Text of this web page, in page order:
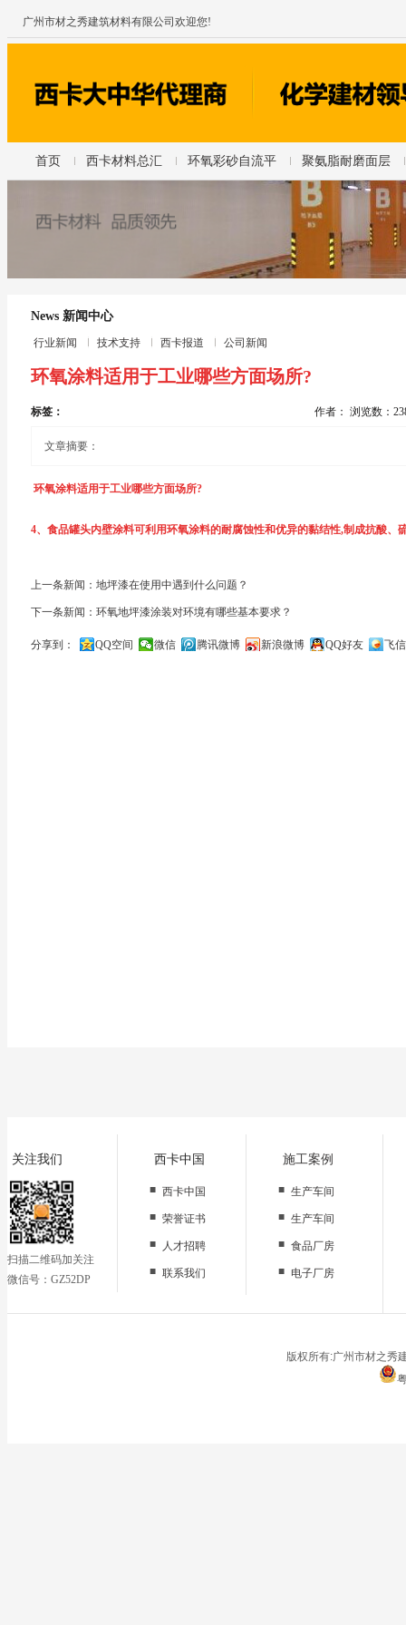
广州市材之秀建筑材料有限公司欢迎您!
首页 西卡材料总汇 环氧彩砂自流平 聚氨脂耐磨面层
News 新闻中心
行业新闻 技术支持 西卡报道 公司新闻
环氧涂料适用于工业哪些方面场所?
标签： 作者： 浏览数：
文章摘要：
环氧涂料适用于工业哪些方面场所?
现在,化学、轻工、水利、交通、机械、电子、家电、汽车及航空航天等工业
钢材表面、饮水系统、电机设备、油轮、压载舱、铝及铝合金表面和特种介
4、食品罐头内壁涂料可利用环氧涂料的耐腐蚀性和优异的黏结性,制成抗酸、
用效果良好。.
上一条新闻：地坪漆在使用中遇到什么问题？
下一条新闻：环氧地坪漆涂装对环境有哪些基本要求？
分享到： QQ空间 微信 腾讯微博 新浪微博 QQ好友
飞信
关注我们
扫描二维码加关注
微信号：GZ52DP
西卡中国
■ 西卡中国
■ 荣誉证书
■
人才招聘
■ 联系我们
施工案例
■ 生产车间
■ 生产车间
■ 食品厂房
■ 电子厂房
停车场
版权所有:广州市材之